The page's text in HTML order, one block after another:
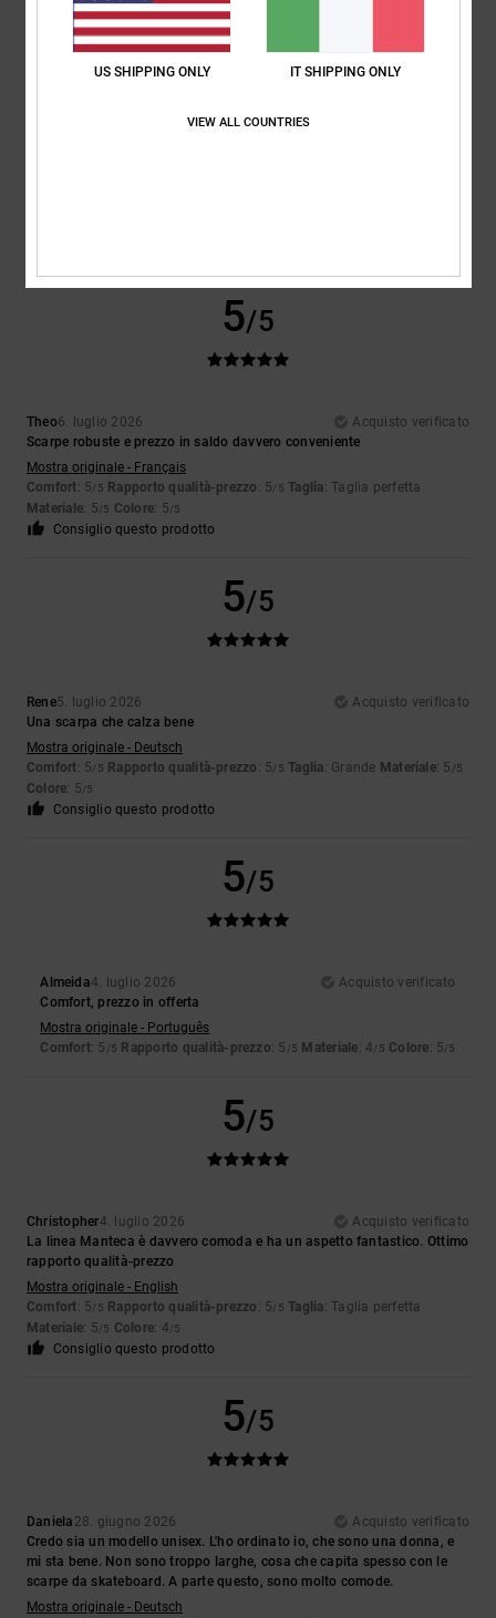
5
5/5
Theo6. luglio 2026
Acquisto verificato
Scarpe robuste e prezzo in saldo davvero conveniente
Mostra originale - Français
Comfort: 5/5 Rapporto qualità-prezzo : 5/5 Taglia: Taglia perfetta
Materiale: 5/5 Colore: 5/5
Consiglio questo prodotto
5/5
Rene5. luglio 2026
Acquisto verificato
Una scarpa che calza bene
Mostra originale - Deutsch
Comfort: 5/5 Rapporto qualità-prezzo : 5/5 Taglia: Grande Materiale: 5 /5
Colore: 5/5
Consiglio questo prodotto
5/5
Almeida4. luglio 2026
Acquisto verificato
Comfort, prezzo in offerta
Mostra originale - Português
Comfort: 5 /5 Rapporto qualità-prezzo: 5 /5 Materiale: 4/5 Colore: 5/5
5/5
Christopher4. luglio 2026
Acquisto verificato
La linea Manteca è davvero comoda e ha un aspetto fantastico. Ottimo
rapporto qualità-prezzo
Mostra originale - English
Comfort: 5/5 Rapporto qualità-prezzo : 5/5 Taglia: Taglia perfetta
Materiale: 5/5 Colore: 4/5
Consiglio questo prodotto
5/5
Daniela 28. giugno 2026
Acquisto verificato
Credo sia un modello unisex. L'ho ordinato io, che sono una donna, e
mi sta bene. Non sono troppo larghe, cosa che capita spesso con le
scarpe da skateboard. A parte questo, sono molto comode.
Mostra originale - Deutsch
US SHIPPING ONLY IT SHIPPING ONLY
VIEW ALL COUNTRIES